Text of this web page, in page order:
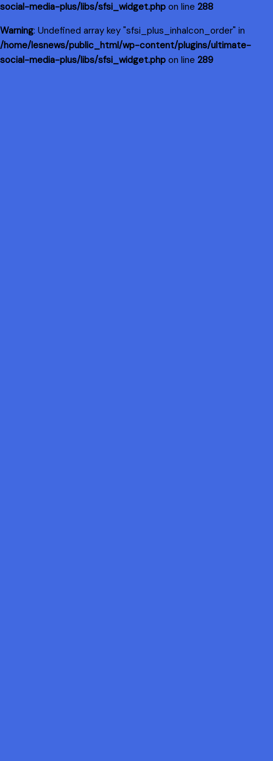
social-media-plus/libs/sfsi_widget.php on line 288
Warning: Undefined array key "sfsi_plus_inhaIcon_order" in
/home/lesnews/public_html/wp-content/plugins/ultimate-
social-media-plus/libs/sfsi_widget.php on line 289